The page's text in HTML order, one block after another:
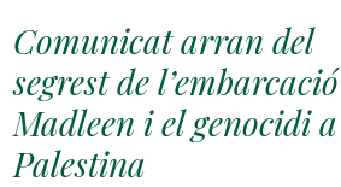
Comunicat arran del
segrest de l’embarcació
Madleen i el genocidi a
Palestina